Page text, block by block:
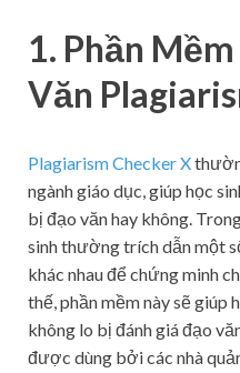
1. Phần
Văn
Plagiarism Checker X
ngành giáo dục, giúp học
bị đạo văn hay không.
sinh thường trích dẫn một
khác nhau để chứng minh
thế, phần mềm này sẽ giúp
không lo bị đánh giá đạo
được dùng bởi các nhà